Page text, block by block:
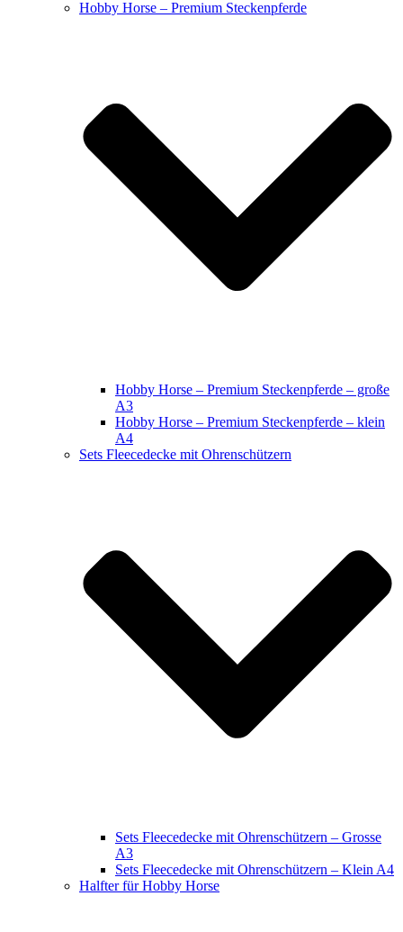
Hobby Horse – Premium Steckenpferde
Hobby Horse – Premium Steckenpferde – große
A3
Hobby Horse – Premium Steckenpferde – klein
A4
Sets Fleecedecke mit Ohrenschützern
Sets Fleecedecke mit Ohrenschützern – Grosse
A3
Sets Fleecedecke mit Ohrenschützern – Klein A4
Halfter für Hobby Horse